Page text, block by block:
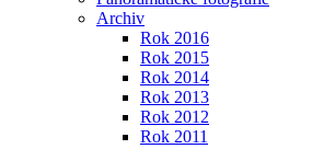
Archiv
Rok 2016
Rok 2015
Rok 2014
Rok 2013
Rok 2012
Rok 2011